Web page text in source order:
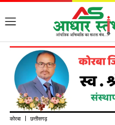
कोरबा छत्तीसगढ़